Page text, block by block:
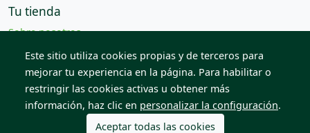
Tu tienda
Sobre nosotros
Términos y condiciones
Contacta con nosotros
© 2026 Todos los derechos reservados. Venta de Piezas
2012 S.L.
Este sitio utiliza cookies propias y de terceros para
mejorar tu experiencia en la página. Para habilitar o
restringir las cookies activas u obtener más
información, haz clic en personalizar la configuración.
Aceptar todas las cookies